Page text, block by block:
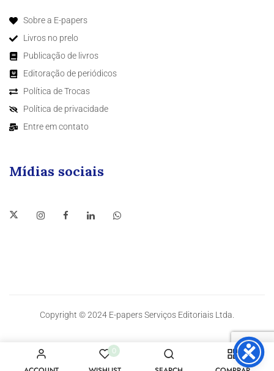
0
Sobre a E-papers
Livros no prelo
Publicação de livros
Editoração de periódicos
Política de Trocas
Política de privacidade
Entre em contato
Mídias sociais
Copyright © 2024 E-papers Serviços Editoriais Ltda.